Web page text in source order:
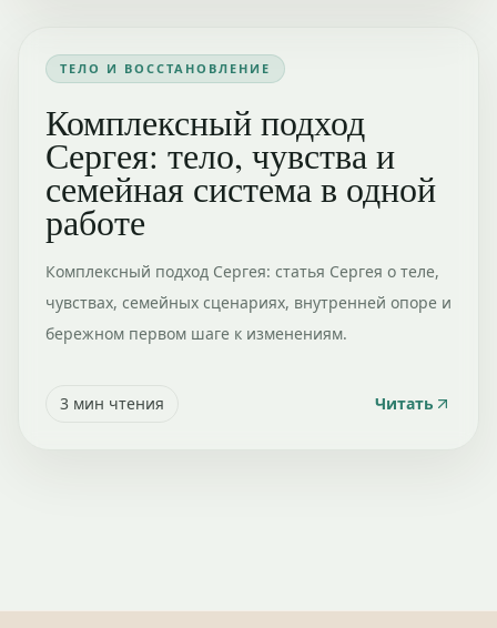
ТЕЛО И ВОССТАНОВЛЕНИЕ
Комплексный подход
Сергея: тело, чувства и
семейная система в одной
работе
Комплексный подход Сергея: статья Сергея о теле,
чувствах, семейных сценариях, внутренней опоре и
бережном первом шаге к изменениям.
3 мин чтения Читать